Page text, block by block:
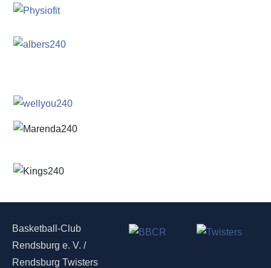
Basketball-Club
Rendsburg e. V. /
Rendsburg Twisters